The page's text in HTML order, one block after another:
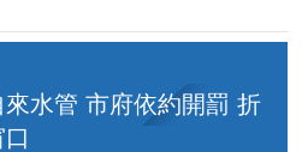
水管 市府依約開罰 折